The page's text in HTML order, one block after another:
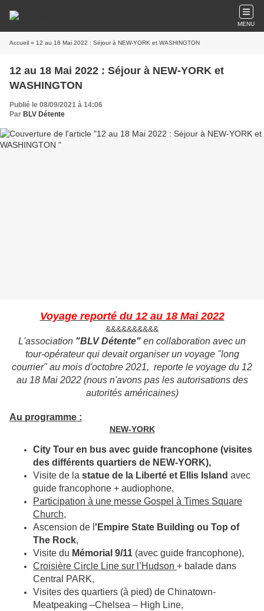
MENU
Accueil » 12 au 18 Mai 2022 : Séjour à NEW-YORK et WASHINGTON
12 au 18 Mai 2022 : Séjour à NEW-YORK et
WASHINGTON
Publié le 08/09/2021 à 14:06
Par BLV Détente
Voyage reporté du 12 au 18 Mai 2022
&&&&&&&&&&
L'association "BLV Détente" en collaboration avec un
tour-opérateur qui devait organiser un voyage "long
courrier" au mois d'octobre 2021, reporte le voyage du 12
au 18 Mai 2022 (nous n'avons pas les autorisations des
autorités américaines)
Au programme :
NEW-YORK
City Tour en bus avec guide francophone (visites
des différents quartiers de NEW-YORK),
Visite de la statue de la Liberté et Ellis Island avec
guide francophone + audiophone,
Participation à une messe Gospel à Times Square
Church,
Ascension de l 'Empire State Building ou Top of
The Rock,
Visite du Mémorial 9/11 (avec guide francophone),
Croisière Circle Line sur l’Hudson + balade dans
Central PARK,
Visites des quartiers (à pied) de Chinatown-
Meatpeaking –Chelsea – High Line,